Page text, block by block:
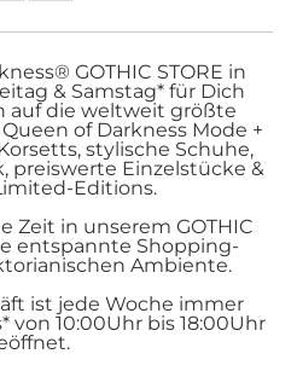
GOTHIC STORE in
& Samstag* für Dich
auf die weltweit größte
of Darkness Mode +
stylische Schuhe,
preiswerte Einzelstücke &
Editions.
Zeit in unserem GOTHIC
entspannte Shopping-
Ambiente.
ist jede Woche immer
von 10:00Uhr bis 18:00Uhr